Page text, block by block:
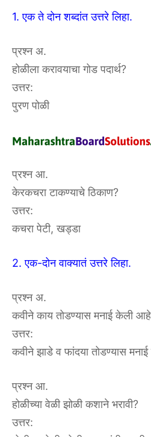
1. एक ते दोन शब्दांत उत्तरे लिहा.
प्रश्न अ.
होळीला करावयाचा गोड पदार्थ?
उत्तर:
पुरण पोळी
प्रश्न आ.
केरकचरा टाकण्याचे ठिकाण?
उत्तर:
कचरा पेटी, खड्डा
2. एक-दोन वाक्यातं उत्तरे लिहा.
प्रश्न अ.
कवीने काय तोडण्यास मनाई केली
उत्तर:
कवीने झाडे व फांदया तोडण्यास
प्रश्न आ.
होळीच्या वेळी झोळी कशाने भरावी?
उत्तर: